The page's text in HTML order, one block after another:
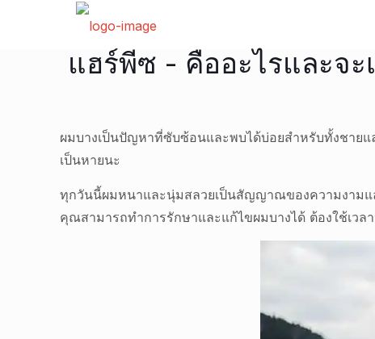
แฮร์พีซ - คืออะไรและจะ
ผมบางเป็นปัญหาที่ซับซ้อนและพบได้บ่อยสำหรับทั้งชาย
เป็นหายนะ
ทุกวันนี้ผมหนาและนุ่มสลวยเป็นสัญญาณของความงาม
คุณสามารถทำการรักษาและแก้ไขผมบางได้ ต้องใช้เว